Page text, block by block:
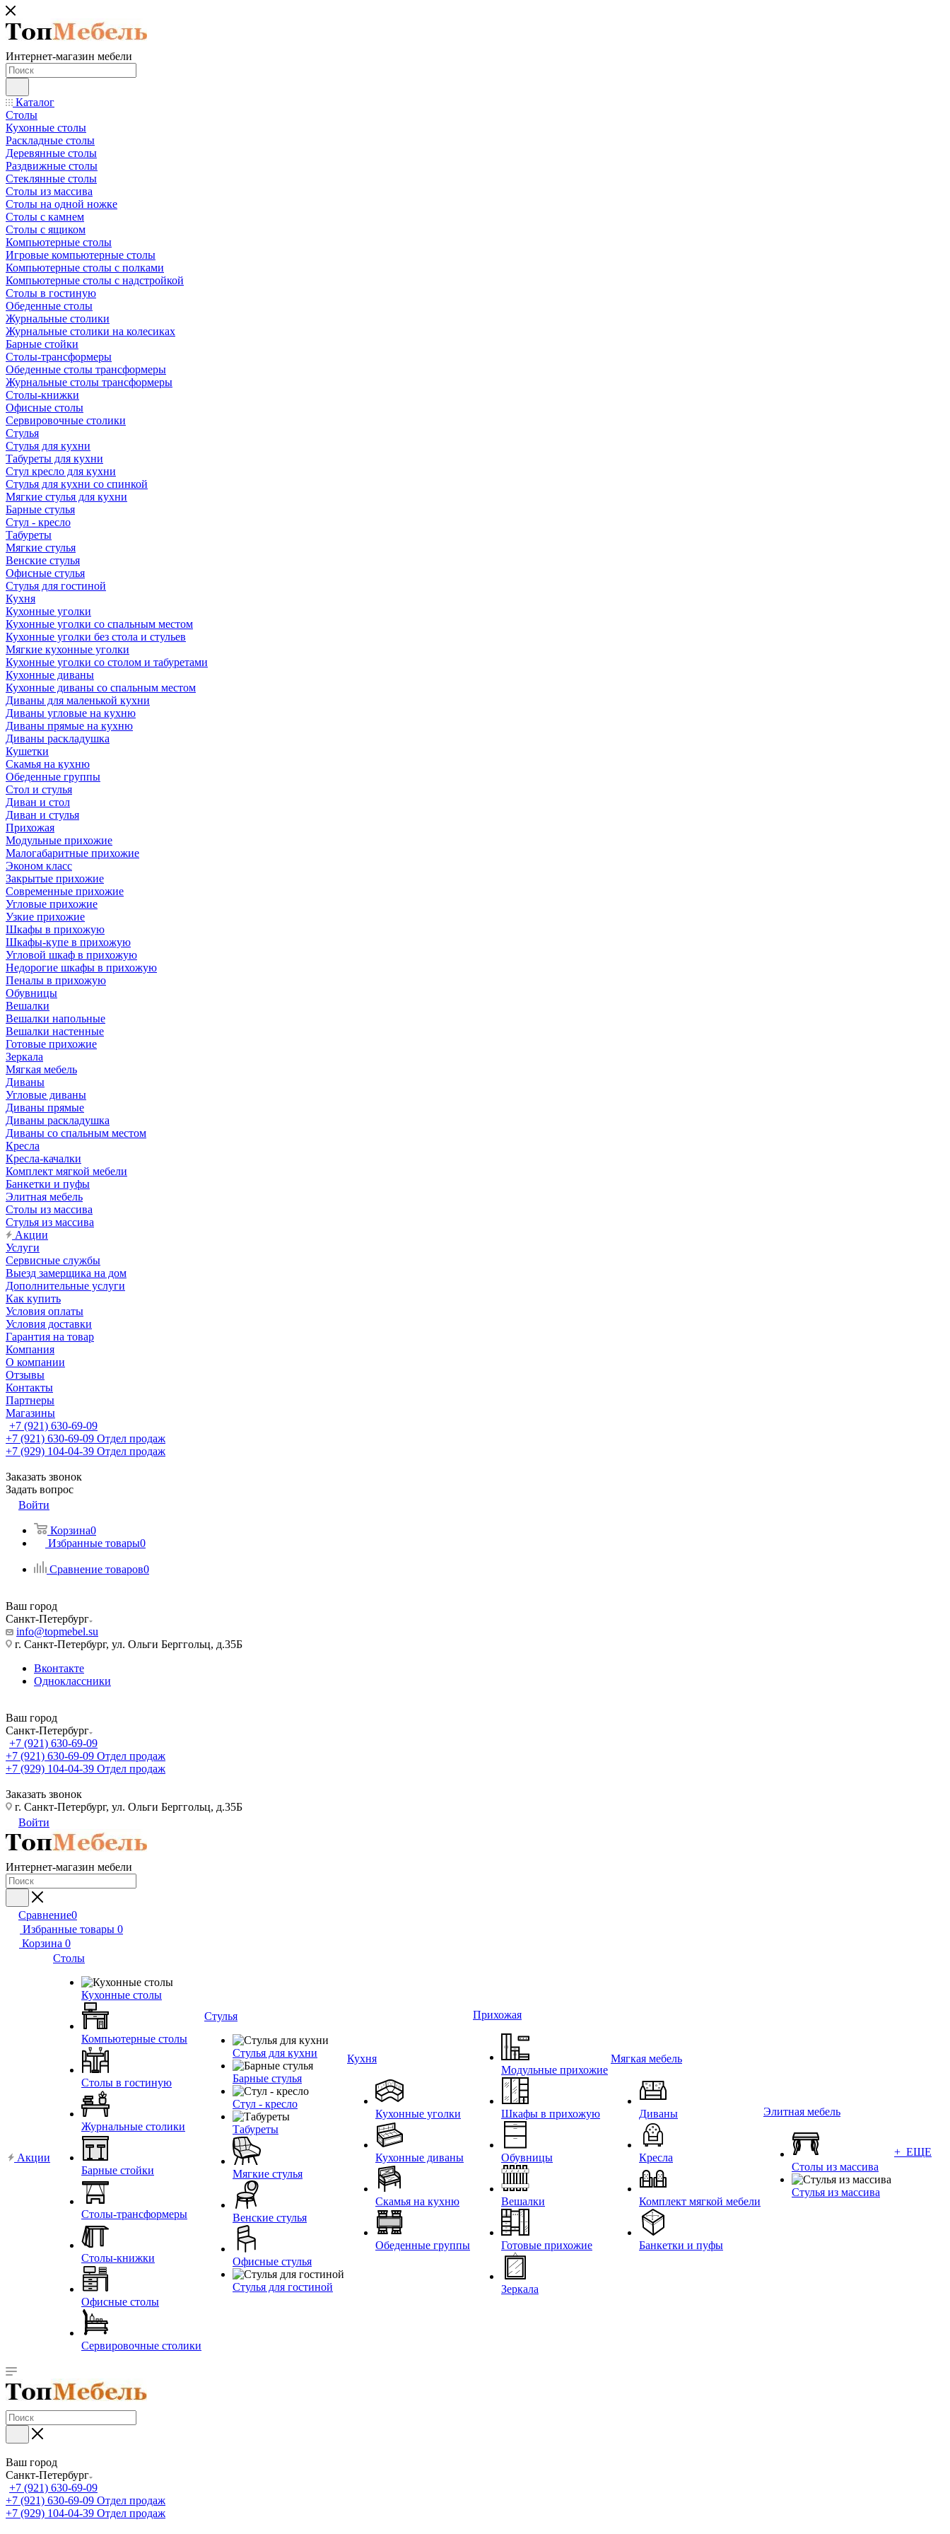
Интернет-магазин мебели
Каталог
Столы
Кухонные столы
Раскладные столы
Деревянные столы
Раздвижные столы
Стеклянные столы
Столы из массива
Столы на одной ножке
Столы с камнем
Столы с ящиком
Компьютерные столы
Игровые компьютерные столы
Компьютерные столы с полками
Компьютерные столы с надстройкой
Столы в гостиную
Обеденные столы
Журнальные столики
Журнальные столики на колесиках
Барные стойки
Столы-трансформеры
Обеденные столы трансформеры
Журнальные столы трансформеры
Столы-книжки
Офисные столы
Сервировочные столики
Стулья
Стулья для кухни
Табуреты для кухни
Стул кресло для кухни
Стулья для кухни со спинкой
Мягкие стулья для кухни
Барные стулья
Стул - кресло
Табуреты
Мягкие стулья
Венские стулья
Офисные стулья
Стулья для гостиной
Кухня
Кухонные уголки
Кухонные уголки со спальным местом
Кухонные уголки без стола и стульев
Мягкие кухонные уголки
Кухонные уголки со столом и табуретами
Кухонные диваны
Кухонные диваны со спальным местом
Диваны для маленькой кухни
Диваны угловые на кухню
Диваны прямые на кухню
Диваны раскладушка
Кушетки
Скамья на кухню
Обеденные группы
Стол и стулья
Диван и стол
Диван и стулья
Прихожая
Модульные прихожие
Малогабаритные прихожие
Эконом класс
Закрытые прихожие
Современные прихожие
Угловые прихожие
Узкие прихожие
Шкафы в прихожую
Шкафы-купе в прихожую
Угловой шкаф в прихожую
Недорогие шкафы в прихожую
Пеналы в прихожую
Обувницы
Вешалки
Вешалки напольные
Вешалки настенные
Готовые прихожие
Зеркала
Мягкая мебель
Диваны
Угловые диваны
Диваны прямые
Диваны раскладушка
Диваны со спальным местом
Кресла
Кресла-качалки
Комплект мягкой мебели
Банкетки и пуфы
Элитная мебель
Столы из массива
Стулья из массива
Акции
Услуги
Сервисные службы
Выезд замерщика на дом
Дополнительные услуги
Как купить
Условия оплаты
Условия доставки
Гарантия на товар
Компания
О компании
Отзывы
Контакты
Партнеры
Магазины
+7 (921) 630-69-09
+7 (921) 630-69-09 Отдел продаж
+7 (929) 104-04-39 Отдел продаж
Заказать звонок
Задать вопрос
Войти
Корзина0
Избранные товары0
Сравнение товаров0
Ваш город
Санкт-Петербург
info@topmebel.su
г. Санкт-Петербург, ул. Ольги Берггольц, д.35Б
Вконтакте
Одноклассники
Ваш город
Санкт-Петербург
+7 (921) 630-69-09
+7 (921) 630-69-09 Отдел продаж
+7 (929) 104-04-39 Отдел продаж
Заказать звонок
г. Санкт-Петербург, ул. Ольги Берггольц, д.35Б
Войти
Интернет-магазин мебели
Сравнение0
Избранные товары 0
Корзина 0
Акции
Столы
Кухонные столы
Компьютерные столы
Столы в гостиную
Журнальные столики
Барные стойки
Столы-трансформеры
Столы-книжки
Офисные столы
Сервировочные столики
Стулья
Стулья для кухни
Барные стулья
Стул - кресло
Табуреты
Мягкие стулья
Венские стулья
Офисные стулья
Стулья для гостиной
Кухня
Кухонные уголки
Кухонные диваны
Скамья на кухню
Обеденные группы
Прихожая
Модульные прихожие
Шкафы в прихожую
Обувницы
Вешалки
Готовые прихожие
Зеркала
Мягкая мебель
Диваны
Кресла
Комплект мягкой мебели
Банкетки и пуфы
Элитная мебель
Столы из массива
Стулья из массива
+ ЕЩЕ
Ваш город
Санкт-Петербург
+7 (921) 630-69-09
+7 (921) 630-69-09 Отдел продаж
+7 (929) 104-04-39 Отдел продаж